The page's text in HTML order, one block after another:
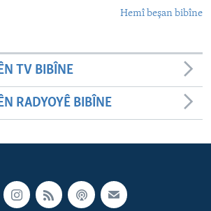
Hemî beşan bibîne
TV BIBÎNE
RADYOYÊ BIBÎNE